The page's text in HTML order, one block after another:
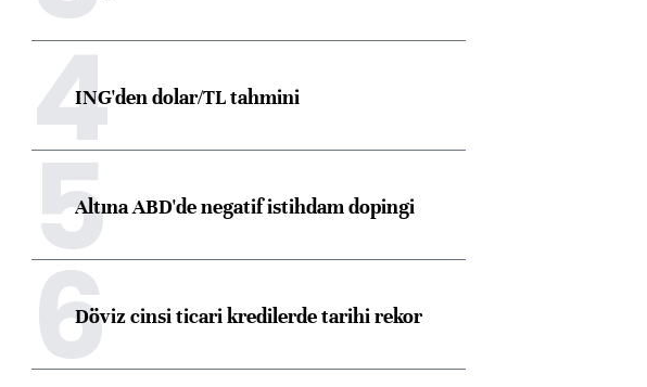
4ING'den dolar/TL tahmini
5Altına ABD'de negatif istihdam dopingi
6Döviz cinsi ticari kredilerde tarihi rekor